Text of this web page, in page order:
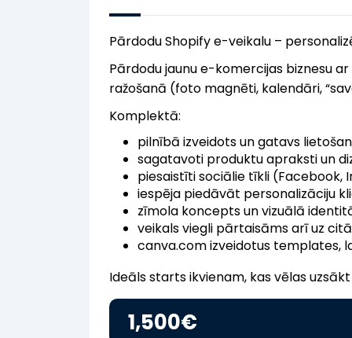
Pārdodu Shopify e-veikalu –
Pārdodu jaunu e-komercijas biznesu
ražošanā (foto magnēti, kalendāri,
Komplektā:
pilnībā izveidots un gatavs
sagatavoti produktu apraksti un
piesaistīti sociālie tīkli (Facebook,
iespēja piedāvāt personalizāciju
zīmola koncepts un vizuālā
veikals viegli pārtaisāms arī uz
canva.com izveidotus templates,
Ideāls starts ikvienam, kas vēlas
1,500€